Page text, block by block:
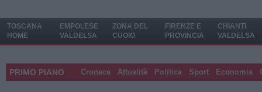
TOSCANA
HOME
EMPOLESE
VALDELSA
ZONA DEL
CUOIO
FIRENZE E
PROVINCIA
CHIANTI
VALDELSA
PRIMO PIANO Cronaca Attualità Politica Sport Economia